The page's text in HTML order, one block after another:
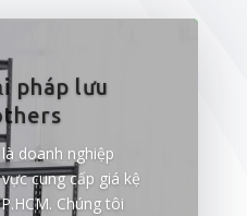
pháp lưu
doanh nghiệp
cung cấp giá kệ
Chúng tôi